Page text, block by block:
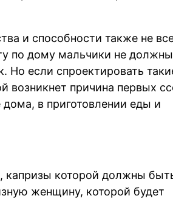
и способности также не
по дому мальчики не должны
Но если спроектировать
возникнет причина первых
в приготовлении еды и
капризы которой должны
женщину, которой будет
NEWS /// НОВОСТИ